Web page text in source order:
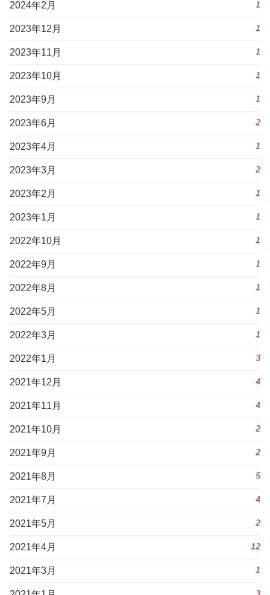
2024年2月 1
2023年12月 1
2023年11月 1
2023年10月 1
2023年9月 1
2023年6月 2
2023年4月 1
2023年3月 2
2023年2月 1
2023年1月 1
2022年10月 1
2022年9月 1
2022年8月 1
2022年5月 1
2022年3月 1
2022年1月 3
2021年12月 4
2021年11月 4
2021年10月 2
2021年9月 2
2021年8月 5
2021年7月 4
2021年5月 2
2021年4月 12
2021年3月 1